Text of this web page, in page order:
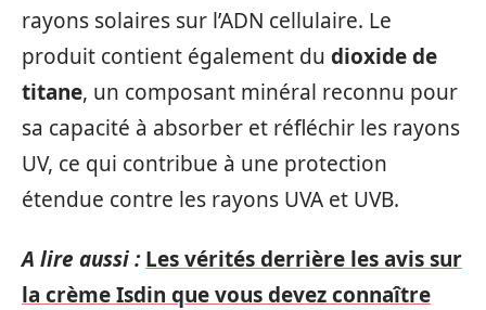
rayons solaires sur l’ADN cellulaire. Le
produit contient également du dioxide de
titane, un composant minéral reconnu pour
sa capacité à absorber et réfléchir les rayons
UV, ce qui contribue à une protection
étendue contre les rayons UVA et UVB.
A lire aussi : Les vérités derrière les avis sur
la crème Isdin que vous devez connaître